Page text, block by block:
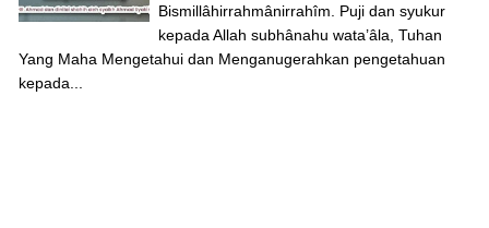
Bismillâhirrahmânirrahîm. Puji dan syukur
kepada Allah subhânahu wata’âla, Tuhan
Yang Maha Mengetahui dan Menganugerahkan pengetahuan
kepada...